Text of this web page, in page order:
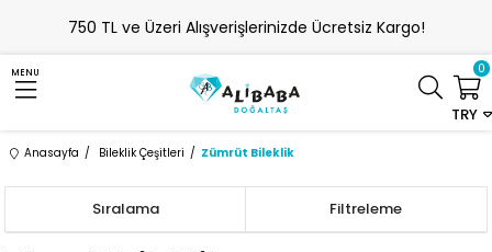
750 TL ve Üzeri Alışverişlerinizde Ücretsiz Kargo!
MENU
TRY
0
Anasayfa Bileklik Çeşitleri Zümrüt Bileklik
Filtreleme
Sıralama